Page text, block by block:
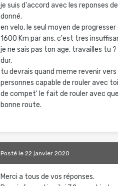
je suis d'accord avec les reponses
donné.
en velo, le seul moyen de
1600 Km par ans, c'est tres
je ne sais pas ton age, travailles tu
dur.
tu devrais quand meme revenir
personnes capable de rouler avec
de compet' le fait de rouler avec
bonne route.
Postéle 22 janvier 2020
Merci a tous de vos réponses.